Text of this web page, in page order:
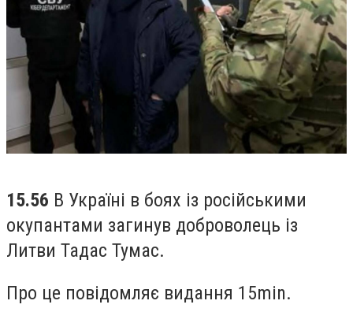
15.56 В Україні в боях із російськими
окупантами загинув доброволець із
Литви Тадас Тумас.
Про це повідомляє видання 15min.